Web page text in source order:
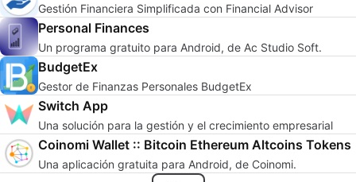
Gestión Financiera Simplificada con Financial Advisor
Personal Finances
Un programa gratuito para Android, de Ac Studio Soft.
BudgetEx
Gestor de Finanzas Personales BudgetEx
Switch App
Una solución para la gestión y el crecimiento empresarial
Coinomi Wallet :: Bitcoin Ethereum Altcoins Tokens
Una aplicación gratuita para Android, de Coinomi.